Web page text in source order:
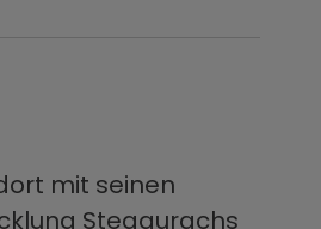
mit seinen
Stegaurachs